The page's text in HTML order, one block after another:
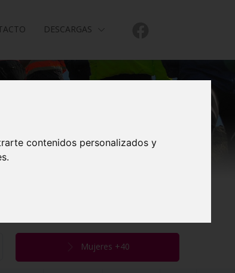
contenidos personalizados y
DESCARGAS
Mujeres +40